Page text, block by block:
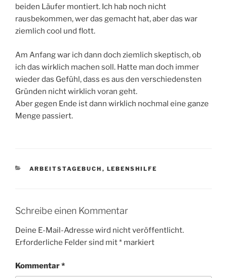
beiden Läufer montiert. Ich hab noch nicht
rausbekommen, wer das gemacht hat, aber das war
ziemlich cool und flott.
Am Anfang war ich dann doch ziemlich skeptisch, ob
ich das wirklich machen soll. Hatte man doch immer
wieder das Gefühl, dass es aus den verschiedensten
Gründen nicht wirklich voran geht.
Aber gegen Ende ist dann wirklich nochmal eine ganze
Menge passiert.
KATEGORIEN
ARBEITSTAGEBUCH , LEBENSHILFE
Schreibe einen Kommentar
Deine E-Mail-Adresse wird nicht veröffentlicht.
Erforderliche Felder sind mit* markiert
Kommentar*